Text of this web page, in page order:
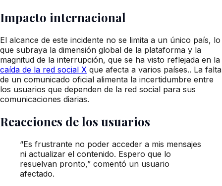
Impacto internacional
El alcance de este incidente no se limita a un único país, lo
que subraya la dimensión global de la plataforma y la
magnitud de la interrupción, que se ha visto reflejada en la
caída de la red social X que afecta a varios países.. La falta
de un comunicado oficial alimenta la incertidumbre entre
los usuarios que dependen de la red social para sus
comunicaciones diarias.
Reacciones de los usuarios
“Es frustrante no poder acceder a mis mensajes
ni actualizar el contenido. Espero que lo
resuelvan pronto,” comentó un usuario
afectado.